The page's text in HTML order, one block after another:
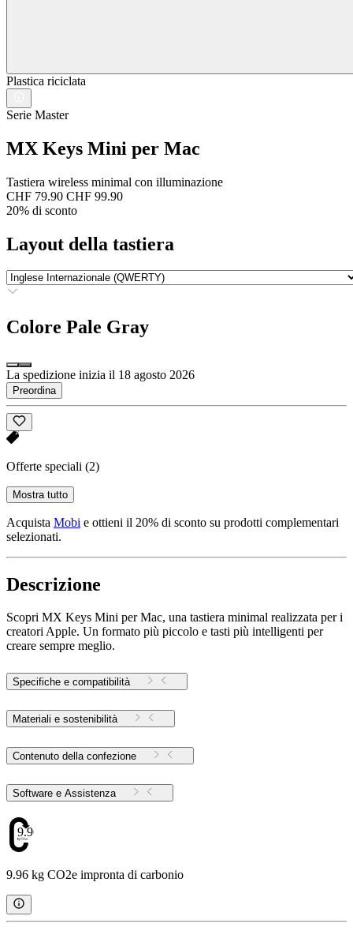
Plastica riciclata
Serie Master
MX Keys Mini per Mac
Tastiera wireless minimal con illuminazione
CHF 79.90 CHF 99.90
20% di sconto
Layout della tastiera
Colore Pale Gray
La spedizione inizia il 18 agosto 2026
Preordina
Offerte speciali (2)
Mostra tutto
Acquista Mobi e ottieni il 20% di sconto su prodotti complementari
selezionati.
Descrizione
Scopri MX Keys Mini per Mac, una tastiera minimal realizzata per i
creatori Apple. Un formato più piccolo e tasti più intelligenti per
creare sempre meglio.
Specifiche e compatibilità
Materiali e sostenibilità
Contenuto della confezione
Software e Assistenza
9.96
9.96 kg CO2e impronta di carbonio